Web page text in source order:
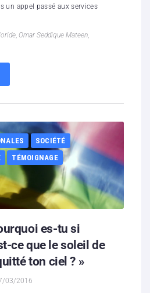
un appel passé aux services
, Omar Seddique Mateen,
SOCIÉTÉ
TÉMOIGNAGE
es-tu si
ce que le soleil de
ton ciel ? »
03/2016